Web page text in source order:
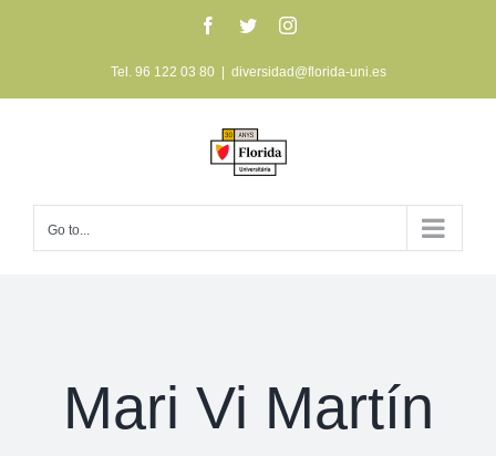
Facebook
TwitterInstagram
Tel. 96 122 03 80 diversidad@florida-uni.es
Go to...
Mari Vi Martín